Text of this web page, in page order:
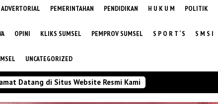
ADVERTORIAL PEMERINTAHAN PENDIDIKAN H U K U M POLITIK
OPINI KLIKS SUMSEL PEMPROV SUMSEL S P O R T ‘ S S M S I
UNCATEGORIZED
Datang di Situs Website Resmi Kami